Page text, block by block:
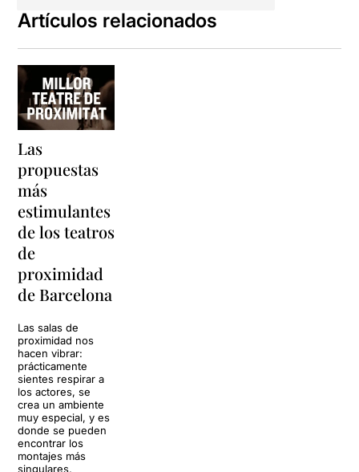
Artículos relacionados
Las
propuestas
más
estimulantes
de los teatros
de
proximidad
de Barcelona
Las salas de
proximidad nos
hacen vibrar:
prácticamente
sientes respirar a
los actores, se
crea un ambiente
muy especial, y es
donde se pueden
encontrar los
montajes más
singulares,